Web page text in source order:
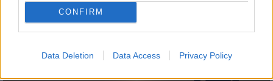
CONFIRM
Data Deletion Data Access Privacy Policy
Helyi